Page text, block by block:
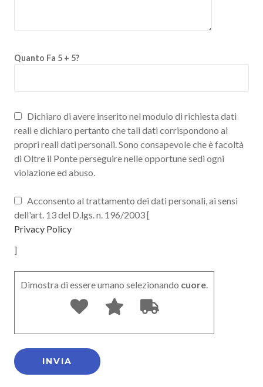
Quanto Fa 5 + 5?
Dichiaro di avere inserito nel modulo di richiesta dati
reali e dichiaro pertanto che tali dati corrispondono ai
propri reali dati personali. Sono consapevole che è facoltà
di Oltre il Ponte perseguire nelle opportune sedi ogni
violazione ed abuso.
Acconsento al trattamento dei dati personali, ai sensi
dell'art. 13 del D.lgs. n. 196/2003 [
Privacy Policy
]
Dimostra di essere umano selezionando cuore.